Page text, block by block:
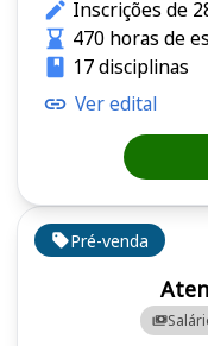
Pré-venda
Inscrições de
470 horas de
17 disciplinas
Ver edital